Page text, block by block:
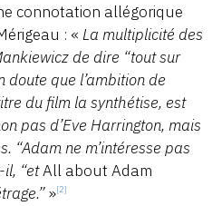
connotation allégorique
: « La multiplicité des
de dire “tout sur
doute que l’ambition de
du film la synthétise, est
pas d’Eve Harrington, mais
“Adam ne m’intéresse pas
il, “etAll about Adam
»[2]